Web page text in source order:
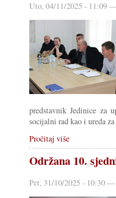
Uto, 04/11/2025 - 11:09
predstavnik Jedinice za
socijalni rad kao i ureda
Pročitaj više
Održana 10.
Pet, 31/10/2025 - 10:30